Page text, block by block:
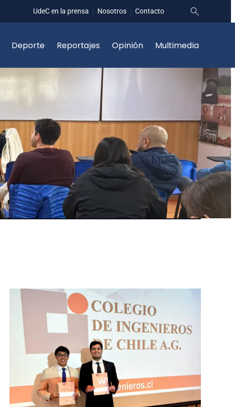
UdeC en la prensa Nosotros Contacto
Deporte Reportajes Opinión Multimedia